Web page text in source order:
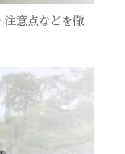
注意点などを徹